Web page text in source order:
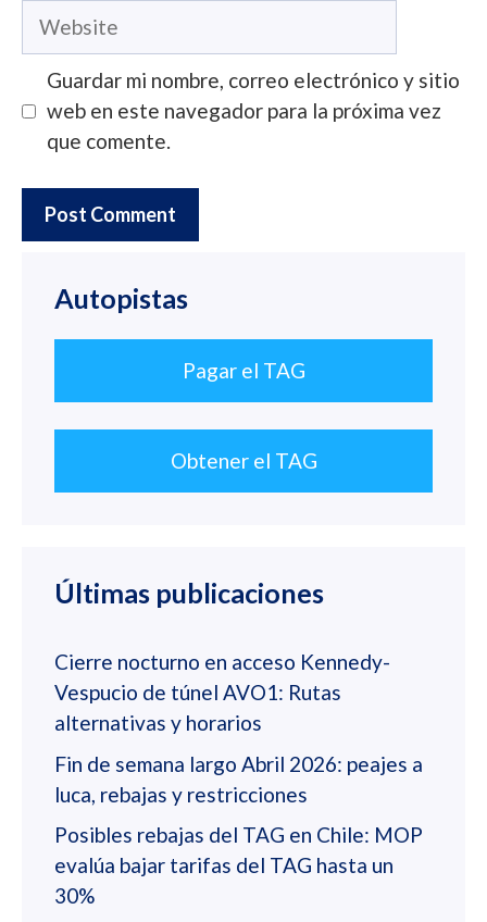
Website
Guardar mi nombre, correo electrónico y sitio
web en este navegador para la próxima vez
que comente.
Autopistas
Pagar el TAG
Obtener el TAG
Últimas publicaciones
Cierre nocturno en acceso Kennedy-
Vespucio de túnel AVO1: Rutas
alternativas y horarios
Fin de semana largo Abril 2026: peajes a
luca, rebajas y restricciones
Posibles rebajas del TAG en Chile: MOP
evalúa bajar tarifas del TAG hasta un
30%